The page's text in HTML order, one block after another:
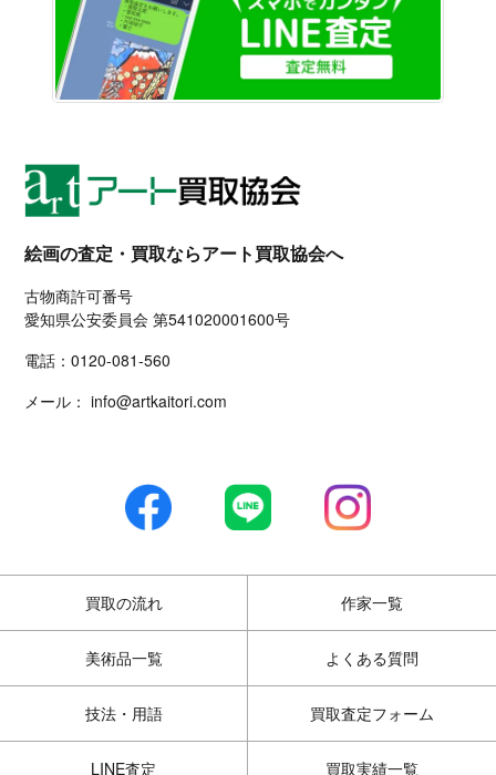
絵画の査定・買取ならアート買取協会へ
古物商許可番号
愛知県公安委員会 第541020001600号
電話：0120-081-560
メール： info@artkaitori.com
買取の流れ 作家一覧
美術品一覧 よくある質問
技法・用語 買取査定フォーム
LINE査定 買取実績一覧